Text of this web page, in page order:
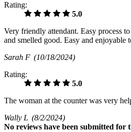
Rating:
5.0
Very friendly attendant. Easy process
and smelled good. Easy and enjoyable
Sarah F (10/18/2024)
Rating:
5.0
The woman at the counter was very
Wally L (8/2/2024)
No reviews have been submitted for